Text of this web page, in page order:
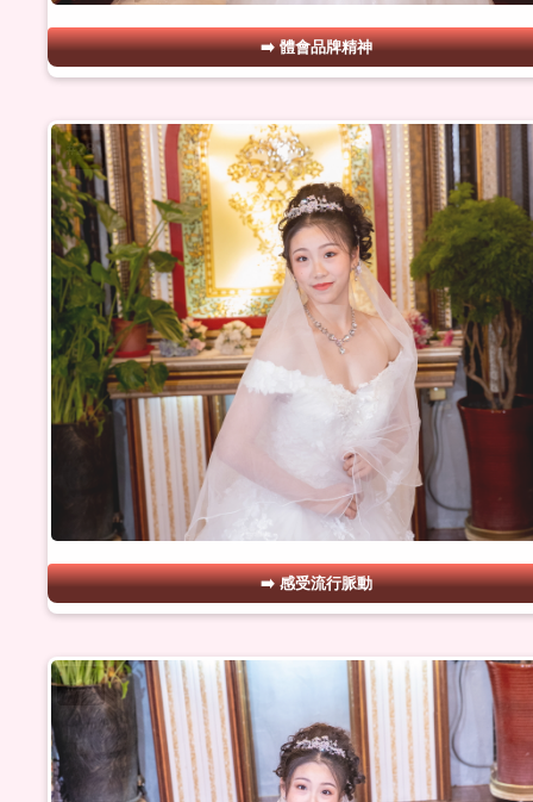
體會品牌精神
#28
感受流行脈動
#29